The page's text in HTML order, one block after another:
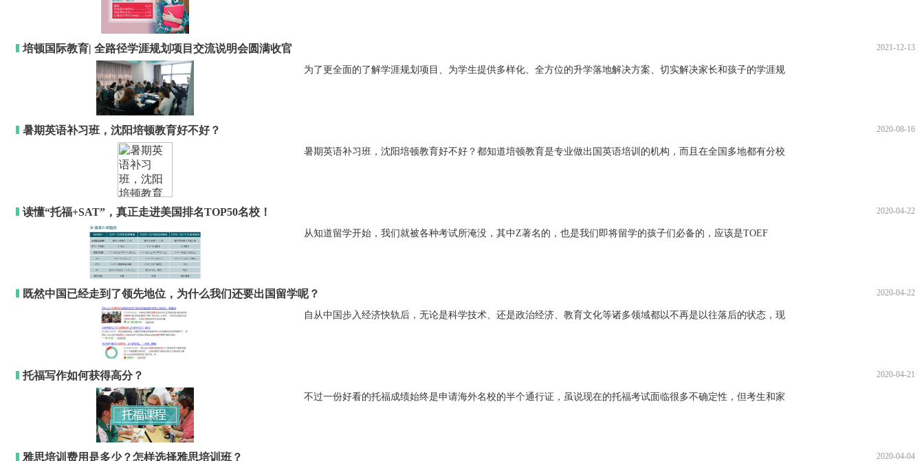
培顿国际教育| 全路径学涯规划项目交流说明会圆满收官 2021-12-13
为了更全面的了解学涯规划项目、为学生提供多样化、全方位的升学落地解决方案、切实解决家长和孩子的学涯规
暑期英语补习班，沈阳培顿教育好不好？ 2020-08-16
暑期英语补习班，沈阳培顿教育好不好？都知道培顿教育是专业做出国英语培训的机构，而且在全国多地都有分校
读懂“托福+SAT”，真正走进美国排名TOP50名校！ 2020-04-22
从知道留学开始，我们就被各种考试所淹没，其中Z著名的，也是我们即将留学的孩子们必备的，应该是TOEF
既然中国已经走到了领先地位，为什么我们还要出国留学呢？ 2020-04-22
自从中国步入经济快轨后，无论是科学技术、还是政治经济、教育文化等诸多领域都以不再是以往落后的状态，现
托福写作如何获得高分？ 2020-04-21
不过一份好看的托福成绩始终是申请海外名校的半个通行证，虽说现在的托福考试面临很多不确定性，但考生和家
雅思培训费用是多少？怎样选择雅思培训班？ 2020-04-04